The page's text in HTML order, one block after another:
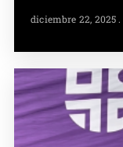
diciembre 22, 2025